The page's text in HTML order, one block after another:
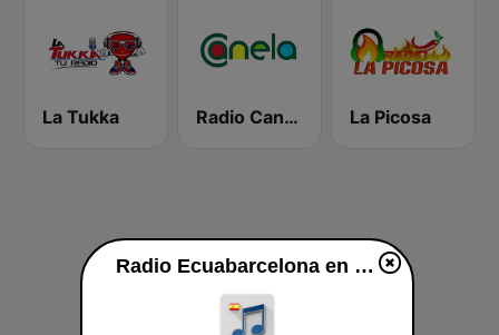
La Tukka Radio Canela Manabí La Picosa
Radio Ecuabarcelona en vivo